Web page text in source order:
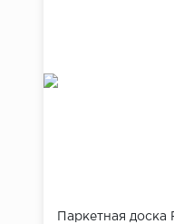
Паркетная